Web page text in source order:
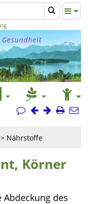
Nährstoffe
Körner
des